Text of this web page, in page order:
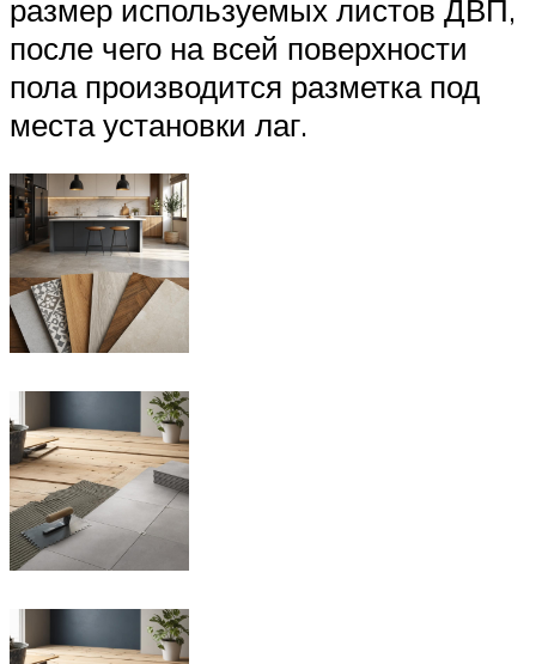
размер используемых листов ДВП,
после чего на всей поверхности
пола производится разметка под
места установки лаг.